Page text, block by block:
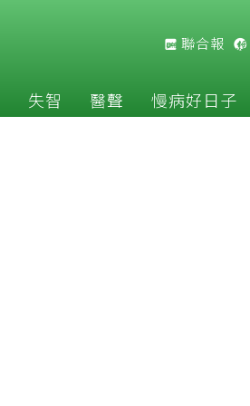
聯合報
失智 醫聲 慢病好日子